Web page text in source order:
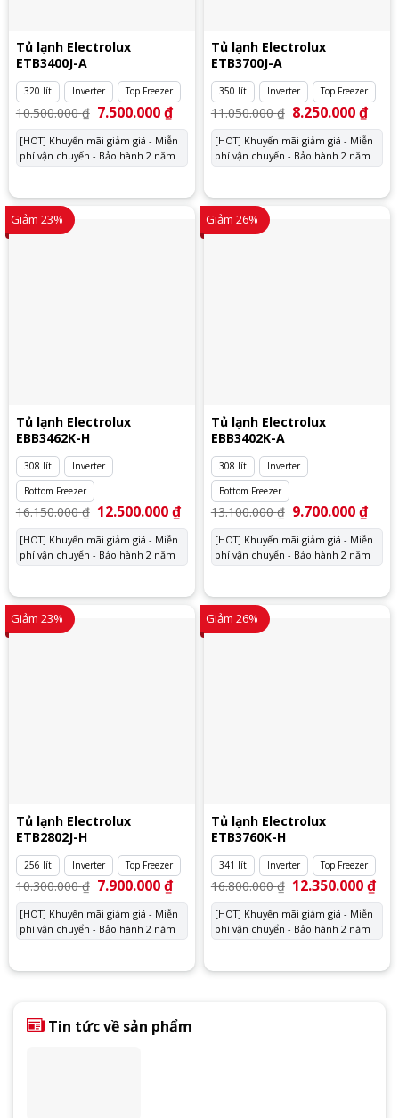
Tủ lạnh Electrolux
ETB3400J-A
320 lít Inverter Top Freezer
10.500.000₫ Giá
gốc
là:
10.500.000 ₫.
7.500.000₫Giá
tại
là:
7.500.000 ₫.
[HOT] Khuyến mãi giảm giá - Miễn
phí vận chuyển - Bảo hành 2 năm
Tủ lạnh Electrolux
ETB3700J-A
350 lít Inverter Top Freezer
11.050.000₫ Giá
gốc
là:
11.050.000 ₫.
8.250.000₫Giá
tại
là:
[HOT] Khuyến mãi giảm giá - Miễn
phí vận chuyển - Bảo hành 2 năm
Giảm 23%
Tủ lạnh Electrolux
EBB3462K-H
308 lít
Inverter
Bottom Freezer
16.150.000₫ Giá
gốc
là:
16.150.000 ₫.
12.500.000₫Giá
tại
12.500.000 ₫.
[HOT] Khuyến mãi giảm giá - Miễn
phí vận chuyển - Bảo hành 2 năm
Giảm 26%
Tủ lạnh Electrolux
EBB3402K-A
308 lít
Inverter
Bottom Freezer
13.100.000₫ Giá
gốc
là:
13.100.000 ₫.
9.700.000₫Giá
tại
là:
[HOT] Khuyến mãi giảm giá - Miễn
phí vận chuyển - Bảo hành 2 năm
Giảm 23%
Tủ lạnh Electrolux
ETB2802J-H
256 lít Inverter Top Freezer
10.300.000₫ Giá
gốc
là:
10.300.000 ₫.
7.900.000₫Giá
tại
là:
7.900.000 ₫.
[HOT] Khuyến mãi giảm giá - Miễn
phí vận chuyển - Bảo hành 2 năm
Giảm 26%
Tủ lạnh Electrolux
ETB3760K-H
341 lít Inverter Top Freezer
16.800.000₫ Giá
gốc
là:
16.800.000 ₫.
12.350.000₫Giá
tại
[HOT] Khuyến mãi giảm giá - Miễn
phí vận chuyển - Bảo hành 2 năm
Tin tức về sản phẩm